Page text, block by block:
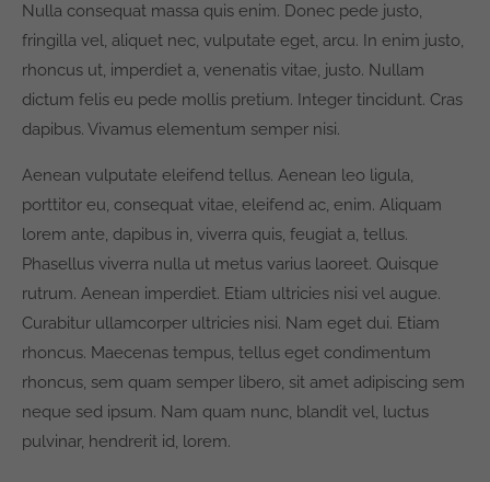
Nulla consequat massa quis enim. Donec pede justo,
fringilla vel, aliquet nec, vulputate eget, arcu. In enim justo,
rhoncus ut, imperdiet a, venenatis vitae, justo. Nullam
dictum felis eu pede mollis pretium. Integer tincidunt. Cras
dapibus. Vivamus elementum semper nisi.
Aenean vulputate eleifend tellus. Aenean leo ligula,
porttitor eu, consequat vitae, eleifend ac, enim. Aliquam
lorem ante, dapibus in, viverra quis, feugiat a, tellus.
Phasellus viverra nulla ut metus varius laoreet. Quisque
rutrum. Aenean imperdiet. Etiam ultricies nisi vel augue.
Curabitur ullamcorper ultricies nisi. Nam eget dui. Etiam
rhoncus. Maecenas tempus, tellus eget condimentum
rhoncus, sem quam semper libero, sit amet adipiscing sem
neque sed ipsum. Nam quam nunc, blandit vel, luctus
pulvinar, hendrerit id, lorem.